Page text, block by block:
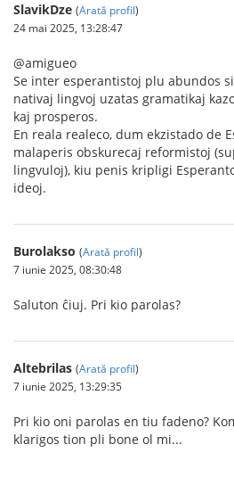
SlavikDze (Arată profil)
24 mai 2025, 13:28:47
@amigueo
Se inter esperantistoj plu abundos
nativaj lingvoj uzatas gramatikaj
kaj prosperos.
En reala realeco, dum ekzistado de
malaperis obskurecaj reformistoj
lingvuloj), kiu penis kripligi
ideoj.
Burolakso (Arată profil)
7 iunie 2025, 08:30:48
Saluton ĉiuj. Pri kio parolas?
Altebrilas (Arată profil)
7 iunie 2025, 13:29:35
Pri kio oni parolas en tiu fadeno?
klarigos tion pli bone ol mi...